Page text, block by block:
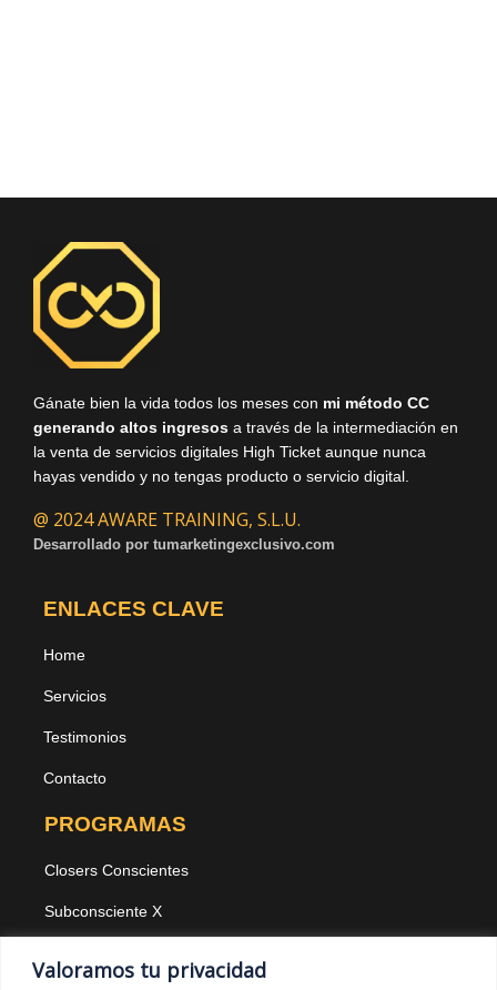
Valoramos tu privacidad
Gánate bien la vida todos los meses con mi método CC
generando altos ingresos a través de la intermediación en
la venta de servicios digitales High Ticket aunque nunca
hayas vendido y no tengas producto o servicio digital.
@ 2024 AWARE TRAINING, S.L.U.
Desarrollado por tumarketingexclusivo.com
ENLACES CLAVE
Home
Servicios
Testimonios
Contacto
PROGRAMAS
Closers Conscientes
Subconsciente X